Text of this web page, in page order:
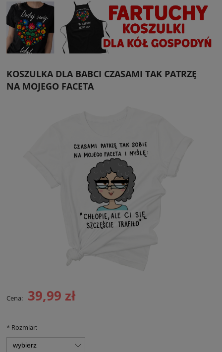
KOSZULKA DLA BABCI CZASAMI TAK PATRZĘ
NA MOJEGO FACETA
Cena: 39,99 zł
* Rozmiar: